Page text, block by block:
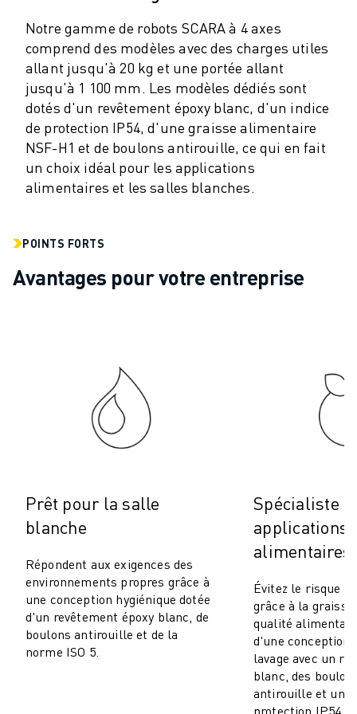
ÉLECTRONIQUE
ALIMENTATION ET BOISSONS
MÉDICAL
PLASTIQUES
ENTREPOSAGE, LOGISTIQUE, POSTE ET COLIS
APPLICATIONS
TOUTES LES APPLICATIONS
USINAGE 5 AXES
RECTIFICATION CNC
TOURNAGE CNC
SOUDAGE PAR POINTS
INSPECTION DE LA VISION
SERVICE CLIENTÈLE
SERVICE CLIENTÈLE
TERRAIN ET MAINTENANCE
SUPPORT TECHNIQUE À DISTANCE
PIÈCES DE RECHANGE
REMISE À NEUF
OUTILS DE SERVICE NUMÉRIQUE
Notre gamme de robots SCARA à 4 axes
comprend des modèles avec des charges utiles
allant jusqu'à 20 kg et une portée allant
jusqu'à 1 100 mm. Les modèles dédiés sont
dotés d'un revêtement époxy blanc, d'un indice
de protection IP54, d'une graisse alimentaire
NSF-H1 et de boulons antirouille, ce qui en fait
un choix idéal pour les applications
alimentaires et les salles blanches.
POINTS FORTS
Avantages pour votre entreprise
Prêt pour la salle
blanche
Répondent aux exigences des
environnements propres grâce à
une conception hygiénique dotée
d'un revêtement époxy blanc, de
boulons antirouille et de la
norme ISO 5.
Spécialiste
applications
alimentaires
Évitez le risque
grâce à la graisse
qualité
d'une conception
lavage avec un
blanc, des
antirouille et un
protection IP54.